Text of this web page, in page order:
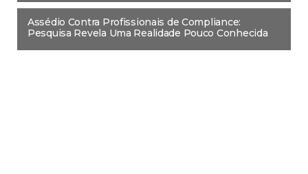
Assédio Contra Profissionais de Compliance:
Pesquisa Revela Uma Realidade Pouco Conhecida